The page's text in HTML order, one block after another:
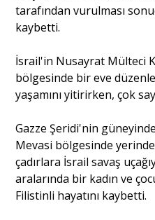
tarafından vurulması
kaybetti.
İsrail'in Nusayrat Mülteci
bölgesinde bir eve
yaşamını yitirirken, çok
Gazze Şeridi'nin
Mevasi bölgesinde
çadırlara İsrail savaş
aralarında bir kadın ve
Filistinli hayatını kaybetti.